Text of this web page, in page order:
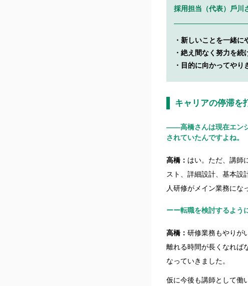
採⽤担当（代表）⼾川
・新しいことを一緒
・絶え間なく努力を続
・目的に向かってや
キャリアの停滞を
――高橋さんは現在エン
されていたんですよね。
高橋： はい。ただ、講師
スト、詳細設計、基本設
人研修がメイン業務にな
ーー転職を検討するよう
高橋： 研修業務もやりが
離れる時間が長くなれば
なっていきました。
仮に今後も講師として働